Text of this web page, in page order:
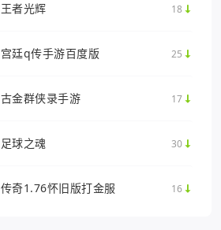
王者光辉 18
宫廷q传手游百度版 25
古金群侠录手游 17
足球之魂 30
传奇1.76怀旧版打金服 16